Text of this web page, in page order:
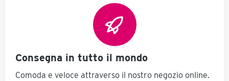
Consegna in tutto il mondo
Comoda e veloce attraverso il nostro negozio online.